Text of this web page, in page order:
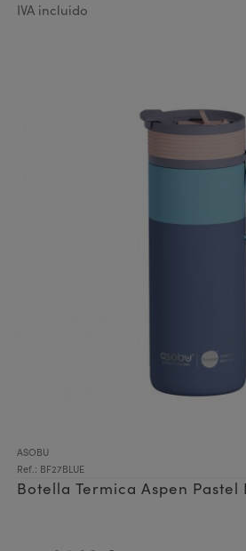
IVA incluido
ASOBU
Ref.: BF27BLUE
Botella Termica Aspen Pastel